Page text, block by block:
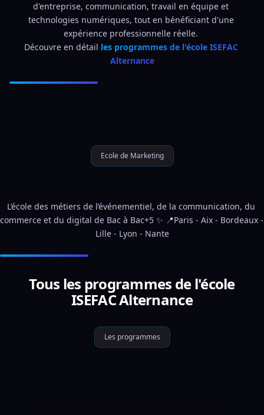
d'entreprise, communication, travail en équipe et
technologies numériques, tout en bénéficiant d'une
expérience professionnelle réelle.
Découvre en détail les programmes de l'école ISEFAC
Alternance
Ecole de Marketing
L’école des métiers de l’événementiel, de la communication, du
commerce et du digital de Bac à Bac+5 ✨ 📍Paris - Aix - Bordeaux -
Lille - Lyon - Nante
Tous les programmes de l'école
ISEFAC Alternance
Les programmes